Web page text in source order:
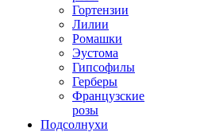
Гортензии
Лилии
Ромашки
Эустома
Гипсофилы
Герберы
Французские
розы
Подсолнухи